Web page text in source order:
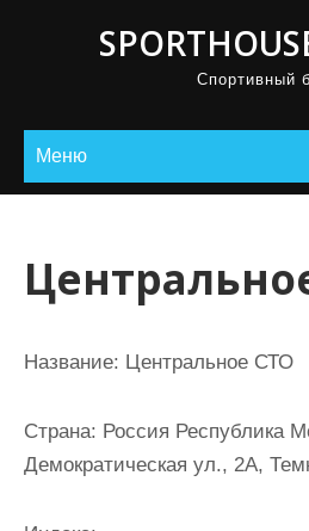
Спортивный
Меню
Название: Центральное СТО
Страна: Россия Республика
Демократическая ул., 2А,